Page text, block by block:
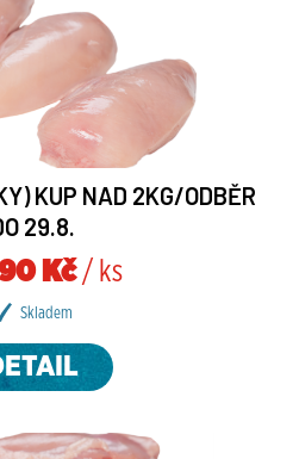
KUP NAD 2KG/ODBĚR
29.8.
Kč/ ks
Skladem